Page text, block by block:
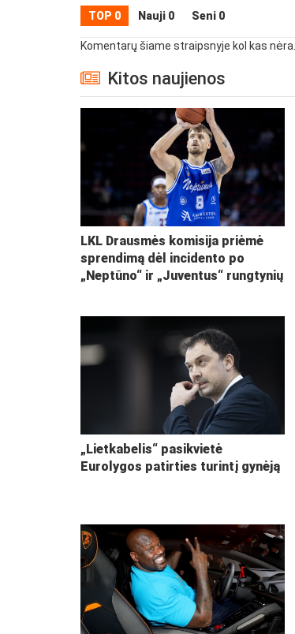
TOP 0 Nauji 0 Seni 0
Komentarų šiame straipsnyje kol kas nėra...
Kitos naujienos
LKL Drausmės komisija priėmė
sprendimą dėl incidento po
„Neptūno“ ir „Juventus“ rungtynių
„Lietkabelis“ pasikvietė
Eurolygos patirties turintį gynėją